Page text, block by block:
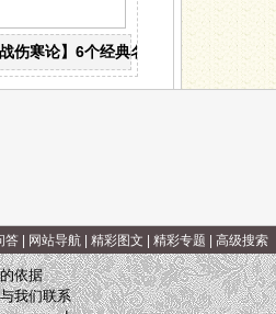
一本伤寒论
战伤寒论】6个经典名方，搞定一本伤寒论
答| 网站导航| 精彩图文 精彩专题 高级搜索
依据
我们联系